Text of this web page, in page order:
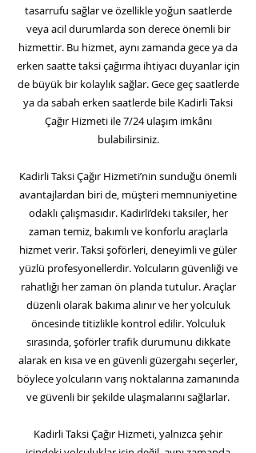
tasarrufu sağlar ve özellikle yoğun saatlerde
veya acil durumlarda son derece önemli bir
hizmettir. Bu hizmet, aynı zamanda gece ya da
erken saatte taksi çağırma ihtiyacı duyanlar için
de büyük bir kolaylık sağlar. Gece geç saatlerde
ya da sabah erken saatlerde bile Kadirli Taksi
Çağır Hizmeti ile 7/24 ulaşım imkânı
bulabilirsiniz.
Kadirli Taksi Çağır Hizmeti’nin sunduğu önemli
avantajlardan biri de, müşteri memnuniyetine
odaklı çalışmasıdır. Kadirli’deki taksiler, her
zaman temiz, bakımlı ve konforlu araçlarla
hizmet verir. Taksi şoförleri, deneyimli ve güler
yüzlü profesyonellerdir. Yolcuların güvenliği ve
rahatlığı her zaman ön planda tutulur. Araçlar
düzenli olarak bakıma alınır ve her yolculuk
öncesinde titizlikle kontrol edilir. Yolculuk
sırasında, şoförler trafik durumunu dikkate
alarak en kısa ve en güvenli güzergahı seçerler,
böylece yolcuların varış noktalarına zamanında
ve güvenli bir şekilde ulaşmalarını sağlarlar.
Kadirli Taksi Çağır Hizmeti, yalnızca şehir